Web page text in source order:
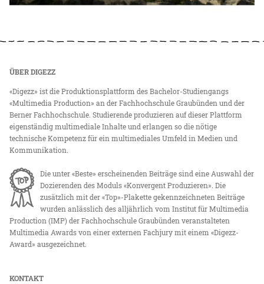
ÜBER DIGEZZ
«Digezz» ist die Produktionsplattform des Bachelor-Studiengangs
«Multimedia Production» an der Fachhochschule Graubünden und der
Berner Fachhochschule. Studierende produzieren auf dieser Plattform
eigenständig multimediale Inhalte und erlangen so die nötige
technische Kompetenz für ein multimediales Umfeld in Medien und
Kommunikation.
Die unter «Beste» erscheinenden Beiträge sind eine Auswahl der
Dozierenden des Moduls «Konvergent Produzieren». Die
zusätzlich mit der «Top»-Plakette gekennzeichneten Beiträge
wurden anlässlich des alljährlich vom Institut für Multimedia
Production (IMP) der Fachhochschule Graubünden veranstalteten
Multimedia Awards von einer externen Fachjury mit einem «Digezz-
Award» ausgezeichnet.
KONTAKT